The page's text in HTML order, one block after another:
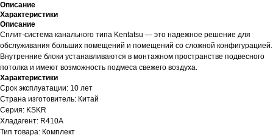
Описание
Характеристики
Описание
Сплит-система канального типа Kentatsu — это надежное решение для
обслуживания больших помещений и помещений со сложной конфигурацией.
Внутренние блоки устанавливаются в монтажном пространстве подвесного
потолка и имеют возможность подмеса свежего воздуха.
Характеристики
Срок эксплуатации: 10 лет
Страна изготовитель: Китай
Серия: KSKR
Хладагент: R410A
Тип товара: Комплект